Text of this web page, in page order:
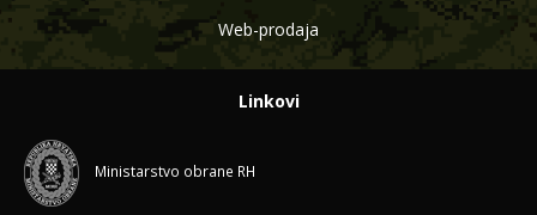
Web-prodaja
Linkovi
Ministarstvo obrane RH